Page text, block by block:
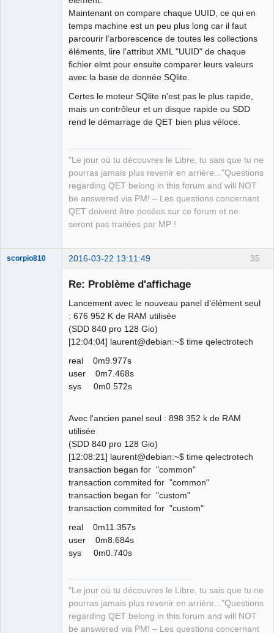
Maintenant on compare chaque UUID, ce qui en
temps machine est un peu plus long car il faut
parcourir l’arborescence de toutes les collections
éléments, lire l'attribut XML "UUID" de chaque
fichier elmt pour ensuite comparer leurs valeurs
avec la base de donnée SQlite.
Certes le moteur SQlite n'est pas le plus rapide,
mais un contrôleur et un disque rapide ou SDD
rend le démarrage de QET bien plus véloce.
"Le jour où tu découvres le Libre, tu sais que tu ne
pourras jamais plus revenir en arrière..."Questions
regarding QET belong in this forum and will NOT
be answered via PM! – Les questions concernant
QET doivent être posées sur ce forum et ne
seront pas traitées par MP !
35
scorpio810 2016-03-22 13:11:49
Re: Problème d'affichage
Lancement avec le nouveau panel d’élément seul
: 676 952 K de RAM utilisée
(SDD 840 pro 128 Gio)
[12:04:04] laurent@debian:~$ time qelectrotech
real 0m9.977s
user 0m7.468s
sys 0m0.572s
Avec l'ancien panel seul : 898 352 k de RAM
utilisée
(SDD 840 pro 128 Gio)
[12:08:21] laurent@debian:~$ time qelectrotech
transaction began for "common"
transaction commited for "common"
transaction began for "custom"
transaction commited for "custom"
real 0m11.357s
user 0m8.684s
sys 0m0.740s
"Le jour où tu découvres le Libre, tu sais que tu ne
pourras jamais plus revenir en arrière..."Questions
regarding QET belong in this forum and will NOT
be answered via PM! – Les questions concernant